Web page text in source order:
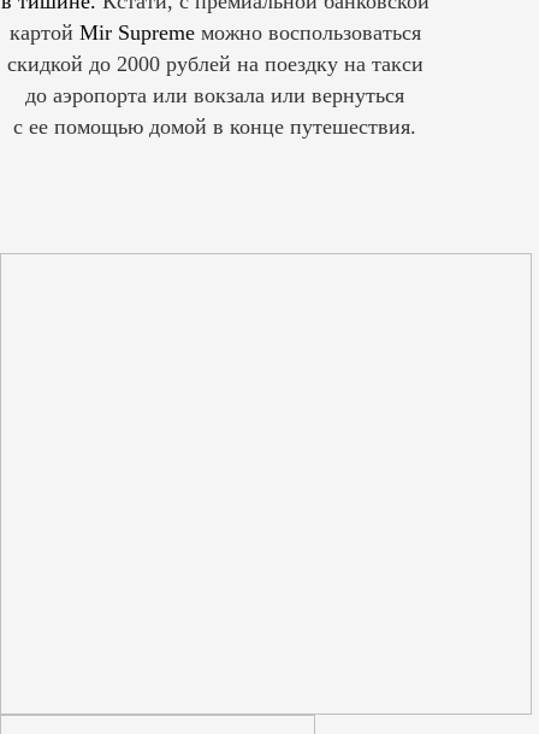
картой Mir Supreme можно воспользоваться
скидкой до 2000 рублей на поездку на такси
до аэропорта или вокзала или вернуться
с ее помощью домой в конце путешествия.